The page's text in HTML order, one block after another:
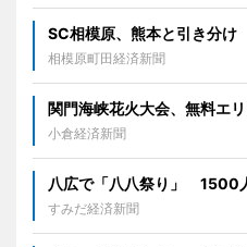
SC相模原、熊本と引き分
相模原町田経済新聞
関門海峡花火大会、無料エ
小倉経済新聞
八広で「八八祭り」 1500
すみだ経済新聞